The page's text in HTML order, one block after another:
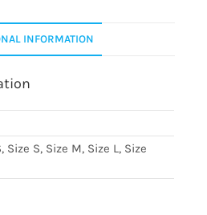
INFORMATION
Size S, Size M, Size L, Size